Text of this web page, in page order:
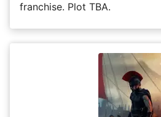
franchise. Plot TBA.